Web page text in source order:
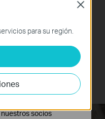
para conectar
y ordenadores
conectar por cable
los 4 puertos LAN.
para su región.
Close
el funcionamiento
en tu sistema.
analizar tus
con el fin de mejorar y
socios